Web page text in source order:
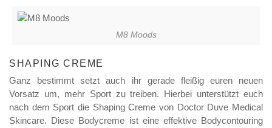
M8 Moods
SHAPING CREME
Ganz bestimmt setzt auch ihr gerade fleißig euren neuen
Vorsatz um, mehr Sport zu treiben. Hierbei unterstützt euch
nach dem Sport die Shaping Creme von Doctor Duve Medical
Skincare. Diese Bodycreme ist eine effektive Bodycontouring